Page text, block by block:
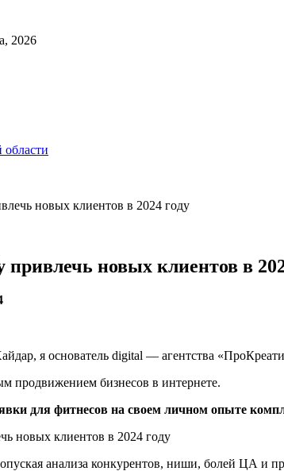
2026
области
новых клиентов в 2024 году
новых клиентов в
я основатель digital — агентства
продвижением бизнесов в интернете.
для фитнесов на своем личном опыте
анализа конкурентов, ниши, болей ЦА и